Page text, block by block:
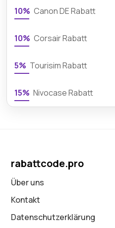
10% Canon DE Rabatt
10% Corsair Rabatt
5% Tourisim Rabatt
15% Nivocase Rabatt
rabattcode.pro
Über uns
Kontakt
Datenschutz­erklärung